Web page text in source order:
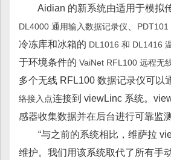
Aidian 的新系统由适用于模拟
DL4000 通用输入数据记录仪 PDT101
冷冻库和冰箱的 DL1016 和 DL1416
于环境条件的 VaiNet RFL100 远程无
多个无线 RFL100 数据记录仪可以
络接入点连接到 viewLinc 系统。
感器收集数据并在后台进行可靠监测
“与之前的系统相比，维萨拉
维护。我们用该系统取代了所有手